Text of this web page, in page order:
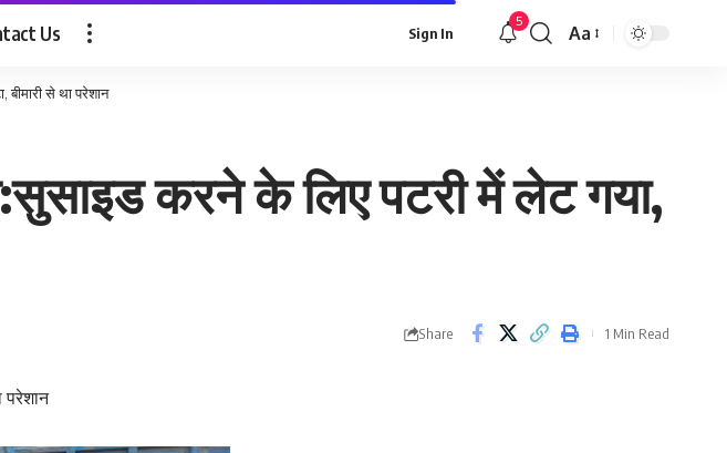
Us Sign In
5
Font
Aa
से था परेशान
करने के लिए पटरी में लेट गया,
Share 1 Min Read